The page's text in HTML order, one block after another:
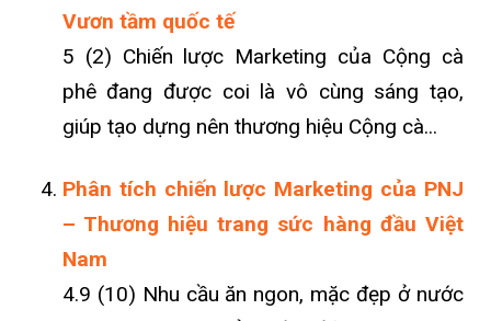
Vươn tầm quốc tế
5 (2) Chiến lược Marketing của Cộng cà
phê đang được coi là vô cùng sáng tạo,
giúp tạo dựng nên thương hiệu Cộng cà...
Phân tích chiến lược Marketing của PNJ
– Thương hiệu trang sức hàng đầu Việt
Nam
4.9 (10) Nhu cầu ăn ngon, mặc đẹp ở nước